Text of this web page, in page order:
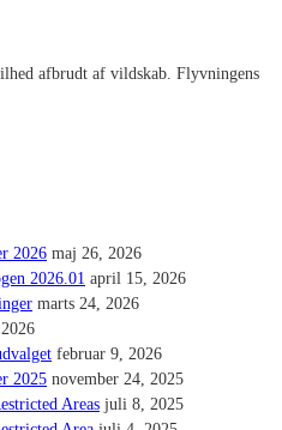
afbrudt af vildskab. Flyvningens
2026 maj 26, 2026
2026.01 april 15, 2026
marts 24, 2026
februar 9, 2026
2025 november 24, 2025
Areas juli 8, 2025